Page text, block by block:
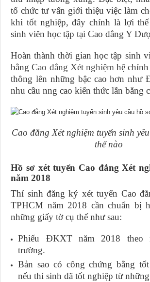
tổ chức tư vấn giới thiệu việc làm
khi tốt nghiệp, đây chính là lợi
sinh viên học tập tại Cao đẳng Y
Hoàn thành thời gian học tập sinh
bằngCao đẳng Xét nghiệm hệ
thông lên những bậc cao hơn như
nhu cầu nng cao kiến thức lẫn bằng
Cao đẳng Xét nghiệm tuyển sinh
thế nào
Hồ sơ xét tuyển Cao đẳng Xét
năm 2018
Thí sinh đăng ký xét tuyển Cao
TPHCM năm 2018 cần chuẩn bị
những giấy tờ cụ thể như sau:
Phiếu ĐKXT năm 2018 theo
trường.
Bản sao có công chứng bằng
nếu thí sinh đã tốt nghiệp từ